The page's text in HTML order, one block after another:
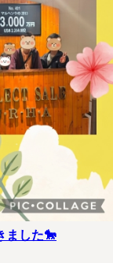
ました🐎